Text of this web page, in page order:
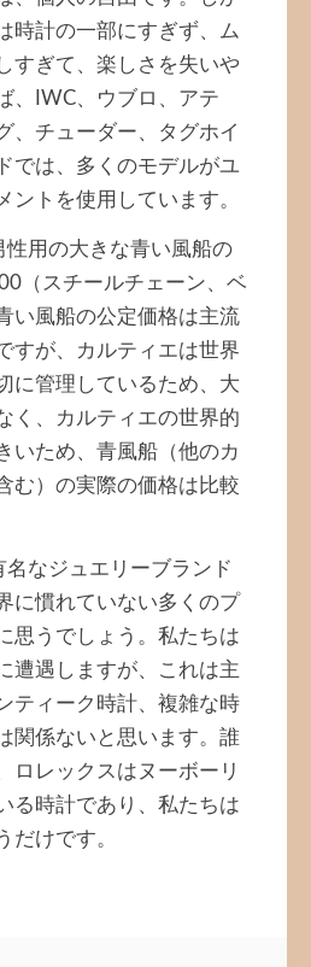
時計の一部にすぎず、ム
すぎて、楽しさを失いや
、IWC、ウブロ、アテ
、チューダー、タグホイ
では、多くのモデルがユ
ントを使用しています。
用の大きな青い風船の
（スチールチェーン、ベ
い風船の公定価格は主流
すが、カルティエは世界
に管理しているため、大
く、カルティエの世界的
いため、青風船（他のカ
む）の実際の価格は比較
なジュエリーブランド
に慣れていない多くのプ
思うでしょう。私たちは
遭遇しますが、これは主
ティーク時計、複雑な時
関係ないと思います。誰
ロレックスはヌーボーリ
る時計であり、私たちは
だけです。